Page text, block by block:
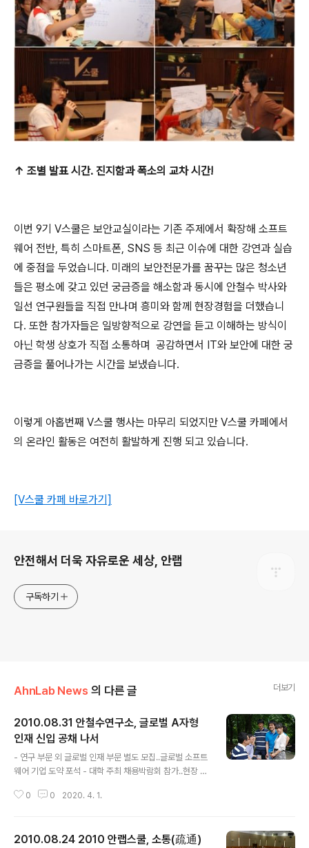
↑ 조별 발표 시간. 진지함과 폭소의 교차 시간!
이번 9기 V스쿨은 보안교실이라는 기존 주제에서 확장해 소프트
웨어 전반, 특히 스마트폰, SNS 등 최근 이슈에 대한 강연과 실습
에 중점을 두었습니다. 미래의 보안전문가를 꿈꾸는 많은 청소년
들은 평소에 갖고 있던 궁금증을 해소함과 동시에 안철수 박사와
일선 연구원들을 직접 만나며 흥미와 함께 현장경험을 더했습니
다. 또한 참가자들은 일방향적으로 강연을 듣고 이해하는 방식이
아닌 학생 상호가 직접 소통하며 공감하면서 IT와 보안에 대한 궁
금증을 풀어나가는 시간을 보냈습니다.
이렇게 아홉번째 V스쿨 행사는 마무리 되었지만 V스쿨 카페에서
의 온라인 활동은 여전히 활발하게 진행 되고 있습니다.
[V스쿨 카페 바로가기]
안전해서 더욱 자유로운 세상, 안랩
구독하기
AhnLab News 의 다른 글 더보기
2010.08.31 안철수연구소, 글로벌 A자형
인재 신입 공채 나서
- 연구 부문 외 글로벌 인재 부문 별도 모집..글로벌 소프트
웨어 기업 도약 포석 - 대학 주최 채용박람회 참가..현장 입
일부터 하반기 글로벌 인재 공개 채용을 시작한다. 채용 예
다. 9월 1일부터 10일까지 카이스트, 포스텍(포항공대), 서
0 0 2020. 4. 1.
2010.08.24 2010 안랩스쿨, 소통(疏通)